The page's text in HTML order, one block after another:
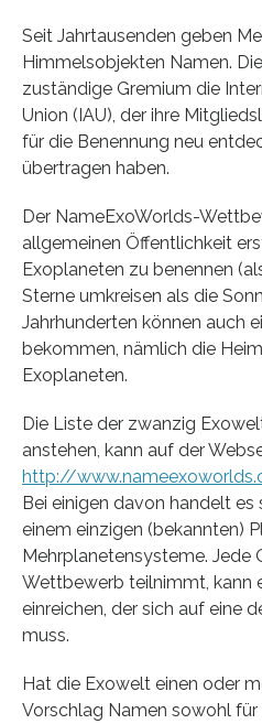
Seit Jahrtausenden geben
Himmelsobjekten Namen.
zuständige Gremium die
Union (IAU), der ihre
für die Benennung neu
übertragen haben.
Der NameExoWorlds-
allgemeinen Öffentlichkeit
Exoplaneten zu benennen
Sterne umkreisen als die
Jahrhunderten können auch
bekommen, nämlich die
Exoplaneten.
Die Liste der zwanzig
anstehen, kann auf der
http://
Bei einigen davon handelt
einem einzigen (bekannten)
Mehrplanetensysteme. Jede
Wettbewerb teilnimmt, kann
einreichen, der sich auf eine
muss.
Hat die Exowelt einen oder
Vorschlag Namen sowohl für